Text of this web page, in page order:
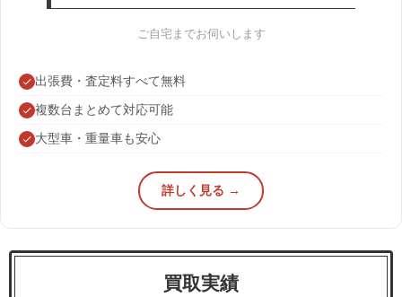
ご自宅までお伺いします
出張費・査定料すべて無料
複数台まとめて対応可能
大型車・重量車も安心
詳しく見る →
買取実績